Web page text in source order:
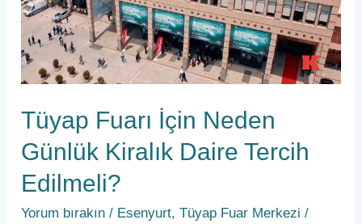
Tüyap Fuarı İçin Neden
Günlük Kiralık Daire Tercih
Edilmeli?
Yorum bırakın / Esenyurt,Tüyap Fuar Merkezi /
Kiralık
Daire
Tercih
Edilmeli?